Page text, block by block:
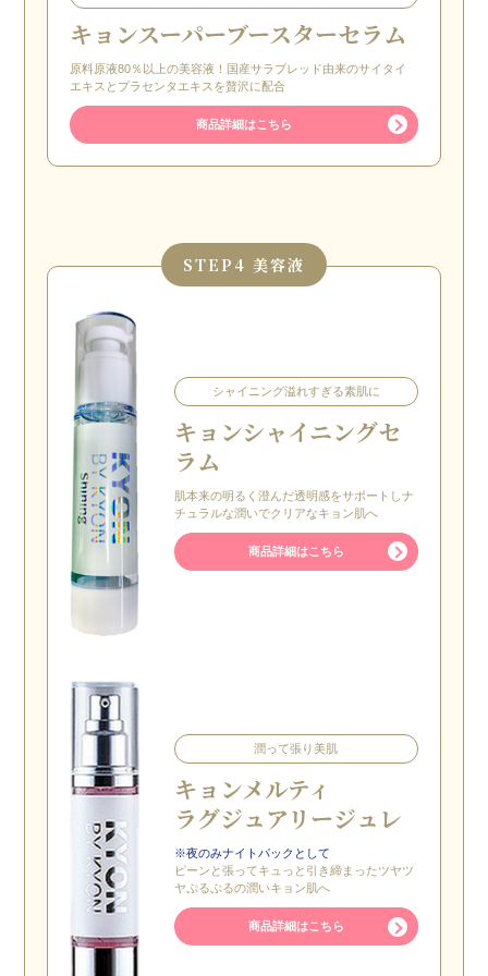
キョンスーパーブースターセラム
原料原液80％以上の美容液！国産サラブレッド由来のサイタイ
エキスとプラセンタエキスを贅沢に配合
商品詳細はこちら
STEP 4 美容液
シャイニング溢れすぎる素肌に
キョンシャイニングセ
ラム
肌本来の明るく澄んだ透明感をサポートしナ
チュラルな潤いでクリアなキョン肌へ
商品詳細はこちら
潤って張り美肌
キョンメルティ
ラグジュアリージュレ
※夜のみナイトパックとして
ピーンと張ってキュっと引き締まったツヤツ
ヤぷるぷるの潤いキョン肌へ
商品詳細はこちら